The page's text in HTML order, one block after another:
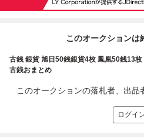
このオークションは
古銭 銀貨 旭日50銭銀貨4枚 鳳凰50銭13
古銭おまとめ
このオークションの落札者、出品
ログイ